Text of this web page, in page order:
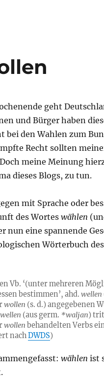
geht
und Bürger haben
bei den Wahlen zum
Recht sollten
meine Meinung
dieses Blogs, zu tun.
mit Sprache oder
des Worteswählen
nun eine spannende
Wörterbuch
Vb. ‘(unter mehreren
bestimmen’, ahd.wellen
wollen (s. d.) angegebenen
wellen (aus germ. *waljan)
wollen behandelten Verbs
nachDWDS)
wählen ist